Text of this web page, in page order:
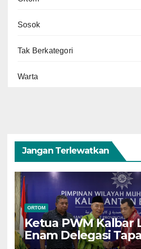
Sosok
Tak Berkategori
Warta
Jangan Terlewatkan
ORTOM
Ketua PWM Kalbar
Enam Delegasi